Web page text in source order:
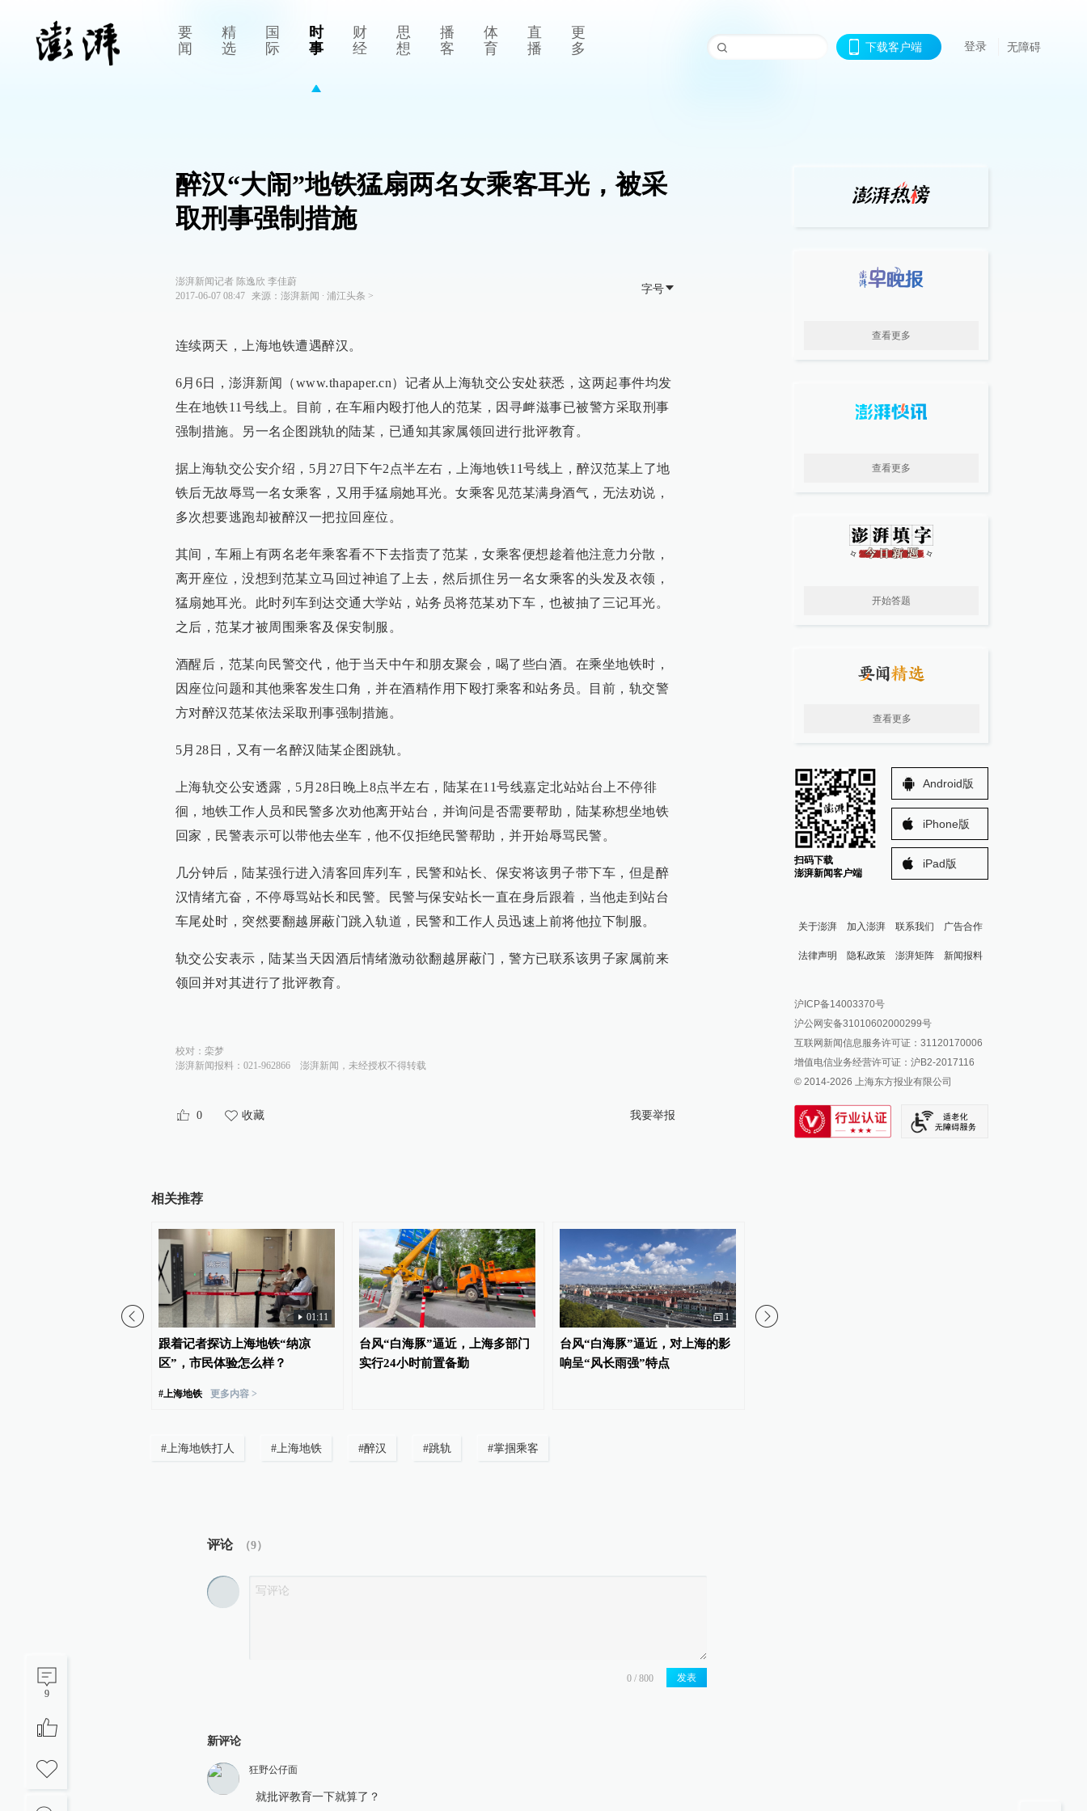
要
闻
精
选
国
际
时
事
财
经
思
想
播
客
体
育
直
播
更
多
下载客户端 登录 无障碍
9
醉汉“大闹”地铁猛扇两名女乘客耳光，被采
取刑事强制措施
澎湃新闻记者 陈逸欣 李佳蔚
2017-06-07 08:47
来源： 澎湃新闻 ∙ 浦江头条 >
字号
连续两天，上海地铁遭遇醉汉。
6月6日，澎湃新闻（www.thapaper.cn）记者从上海轨交公安处获悉，这两起事件均发
生在地铁11号线上。目前，在车厢内殴打他人的范某，因寻衅滋事已被警方采取刑事
强制措施。另一名企图跳轨的陆某，已通知其家属领回进行批评教育。
据上海轨交公安介绍，5月27日下午2点半左右，上海地铁11号线上，醉汉范某上了地
铁后无故辱骂一名女乘客，又用手猛扇她耳光。女乘客见范某满身酒气，无法劝说，
多次想要逃跑却被醉汉一把拉回座位。
其间，车厢上有两名老年乘客看不下去指责了范某，女乘客便想趁着他注意力分散，
离开座位，没想到范某立马回过神追了上去，然后抓住另一名女乘客的头发及衣领，
猛扇她耳光。此时列车到达交通大学站，站务员将范某劝下车，也被抽了三记耳光。
之后，范某才被周围乘客及保安制服。
酒醒后，范某向民警交代，他于当天中午和朋友聚会，喝了些白酒。在乘坐地铁时，
因座位问题和其他乘客发生口角，并在酒精作用下殴打乘客和站务员。目前，轨交警
方对醉汉范某依法采取刑事强制措施。
5月28日，又有一名醉汉陆某企图跳轨。
上海轨交公安透露，5月28日晚上8点半左右，陆某在11号线嘉定北站站台上不停徘
徊，地铁工作人员和民警多次劝他离开站台，并询问是否需要帮助，陆某称想坐地铁
回家，民警表示可以带他去坐车，他不仅拒绝民警帮助，并开始辱骂民警。
几分钟后，陆某强行进入清客回库列车，民警和站长、保安将该男子带下车，但是醉
汉情绪亢奋，不停辱骂站长和民警。民警与保安站长一直在身后跟着，当他走到站台
车尾处时，突然要翻越屏蔽门跳入轨道，民警和工作人员迅速上前将他拉下制服。
轨交公安表示，陆某当天因酒后情绪激动欲翻越屏蔽门，警方已联系该男子家属前来
领回并对其进行了批评教育。
校对： 栾梦
澎湃新闻报料：021-962866
澎湃新闻，未经授权不得转载
0 收藏 我要举报
相关推荐
01:11
跟着记者探访上海地铁“纳凉
区”，市民体验怎么样？
#上海地铁 更多内容 >
台风“白海豚”逼近，上海多部门
实行24小时前置备勤
1
台风“白海豚”逼近，对上海的影
响呈“风长雨强”特点
#上海地铁打人 #上海地铁 #醉汉 #跳轨 #掌掴乘客
评论 （9）
发表
新评论
狂野公仔面
就批评教育一下就算了？
查看更多
查看更多
开始答题
查看更多
扫码下载
澎湃新闻客户端
Android版
iPhone版
iPad版
关于澎湃 加入澎湃 联系我们 广告合作
法律声明 隐私政策 澎湃矩阵
澎湃新闻公众号
澎湃新闻抖音号
派生万物开放平台
IP SHANGHAI
SIXTH TONE
新闻报料
报料邮箱: news@thepaper.cn
沪ICP备14003370号
沪公网安备31010602000299号
互联网新闻信息服务许可证：31120170006
增值电信业务经营许可证：沪B2-2017116
© 2014-2026 上海东方报业有限公司